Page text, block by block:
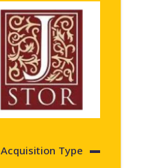
Acquisition Type